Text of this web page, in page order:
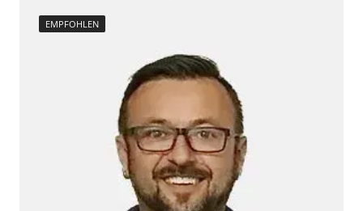
EMPFOHLEN